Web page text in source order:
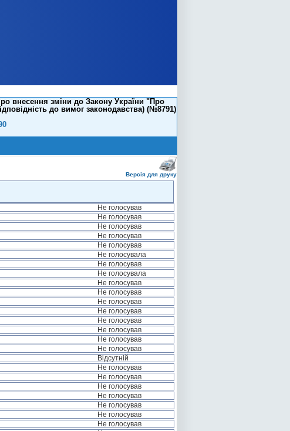
внесення зміни до Закону України "Про
до вимог законодавства) (№8791)
Версія для друку
Не голосував
Не голосував
Не голосував
Не голосував
Не голосував
Не голосувала
Не голосував
Не голосувала
Не голосував
Не голосував
Не голосував
Не голосував
Не голосував
Не голосував
Не голосував
Не голосував
Відсутній
Не голосував
Не голосував
Не голосував
Не голосував
Не голосував
Не голосував
Не голосував